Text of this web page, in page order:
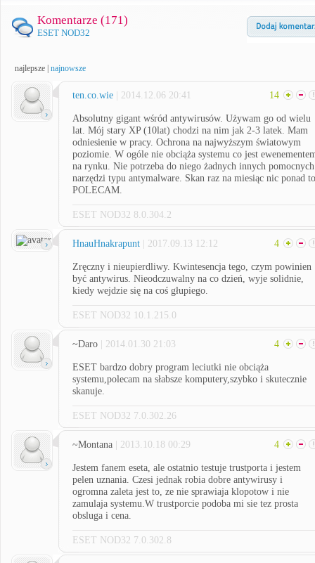
Komentarze (171)
ESET NOD32
najlepsze najnowsze
ten.co.wie | 2014.12.06 20:41 14
Absolutny gigant wśród antywirusów. Używam go od wielu
lat. Mój stary XP (10lat) chodzi na nim jak 2-3 latek. Mam
odniesienie w pracy. Ochrona na najwyższym światowym
poziomie. W ogóle nie obciąża systemu co jest
na rynku. Nie potrzeba do niego żadnych innych pomocnych
narzędzi typu antymalware. Skan raz na miesiąc nic ponad
POLECAM.
ESET NOD32 8.0.304.2
HnauHnakrapunt | 2017.09.13 12:12 4
Zręczny i nieupierdliwy. Kwintesencja tego, czym powinien
być antywirus. Nieodczuwalny na co dzień, wyje solidnie,
kiedy wejdzie się na coś głupiego.
ESET NOD32 10.1.215.0
~Daro | 2014.01.30 21:03 4
ESET bardzo dobry program leciutki nie obciąża
systemu,polecam na słabsze komputery,szybko i skutecznie
skanuje.
ESET NOD32 7.0.302.26
~Montana | 2013.10.18 00:29 4
Jestem fanem eseta, ale ostatnio testuje trustporta i jestem
pelen uznania. Czesi jednak robia dobre antywirusy i
ogromna zaleta jest to, ze nie sprawiaja klopotow i nie
zamulaja systemu.W trustporcie podoba mi sie tez prosta
obsluga i cena.
ESET NOD32 7.0.302.8